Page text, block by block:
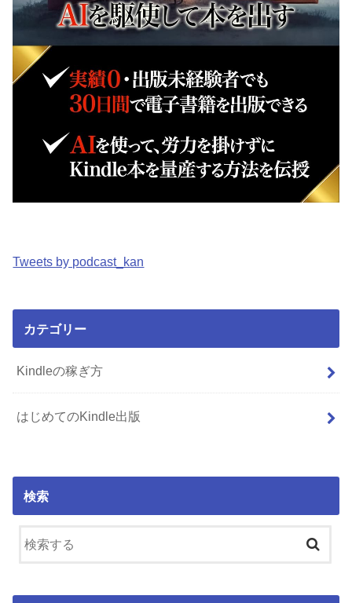
Tweets by podcast_kan
カテゴリー
Kindleの稼ぎ方
はじめてのKindle出版
検索